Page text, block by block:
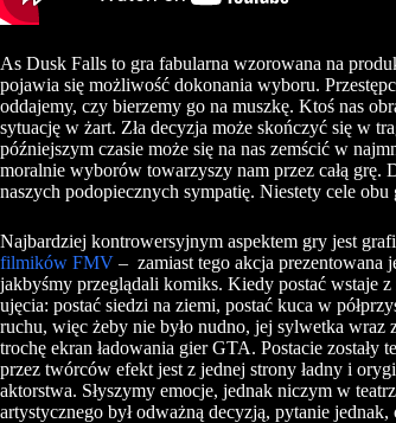
As Dusk Falls to gra fabularna wzorowana na
pojawia się możliwość dokonania wyboru.
oddajemy, czy bierzemy go na muszkę. Ktoś nas
sytuację w żart. Zła decyzja może skończyć się w
późniejszym czasie może się na nas zemścić w
moralnie wyborów towarzyszy nam przez całą grę.
naszych podopiecznych sympatię. Niestety cele obu
Najbardziej kontrowersyjnym aspektem gry jest
filmików FMV – zamiast tego akcja prezentowana
jakbyśmy przeglądali komiks. Kiedy postać wstaje
ujęcia: postać siedzi na ziemi, postać kuca w
ruchu, więc żeby nie było nudno, jej sylwetka wraz
trochę ekran ładowania gier GTA. Postacie
przez twórców efekt jest z jednej strony ładny i
aktorstwa. Słyszymy emocje, jednak niczym w
artystycznego był odważną decyzją, pytanie